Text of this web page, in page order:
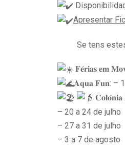
Apresentar
Se tens
𝐅𝐞́𝐫𝐢𝐚𝐬 𝐞𝐦
𝐀𝐪𝐮𝐚 𝐅𝐮𝐧: –
𝐂𝐨𝐥𝐨́𝐧𝐢𝐚
– 20 a 24 de julho
– 27 a 31 de julho
– 3 a 7 de agosto